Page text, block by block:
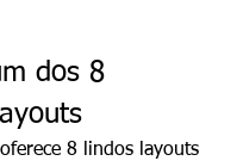
dos 8
8 lindos layouts